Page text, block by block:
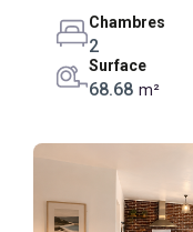
Chambres
2
Surface
68.68 m²